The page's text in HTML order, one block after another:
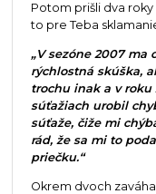
Potom prišli dva
to pre Teba
„V sezóne 2007
rýchlostná skúška,
trochu inak a v roku
súťažiach urobil
súťaže, čiže mi
rád, že sa mi to
priečku.“
Okrem dvoch